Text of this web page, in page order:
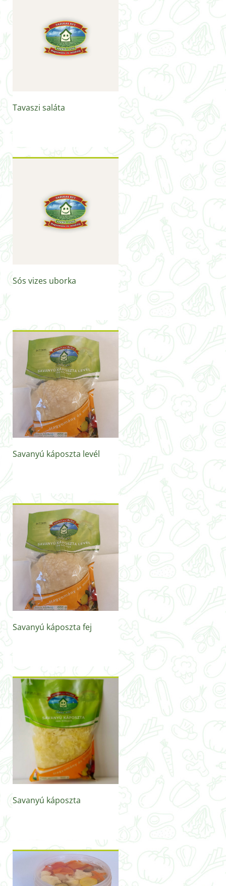
Tavaszi saláta
Sós vizes uborka
Savanyú káposzta levél
Savanyú káposzta fej
Savanyú káposzta